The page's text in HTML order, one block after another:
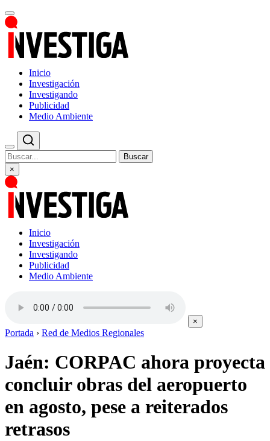
Inicio
Investigación
Investigando
Publicidad
Medio Ambiente
Buscar
×
Inicio
Investigación
Investigando
Publicidad
Medio Ambiente
×
Portada › Red de Medios Regionales
Jaén: CORPAC ahora proyecta
concluir obras del aeropuerto
en agosto, pese a reiterados
retrasos